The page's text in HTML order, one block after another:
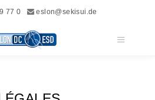
77 0 eslon@sekisui.de